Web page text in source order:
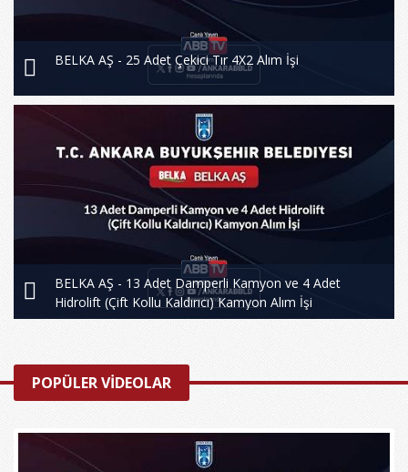
BELKA AŞ - 25 Adet Çekici Tır 4X2 Alım İşi
BELKA AŞ - 13 Adet Damperli Kamyon ve 4 Adet
Hidrolift (Çift Kollu Kaldırıcı) Kamyon Alım İşi
POPÜLER VİDEOLAR